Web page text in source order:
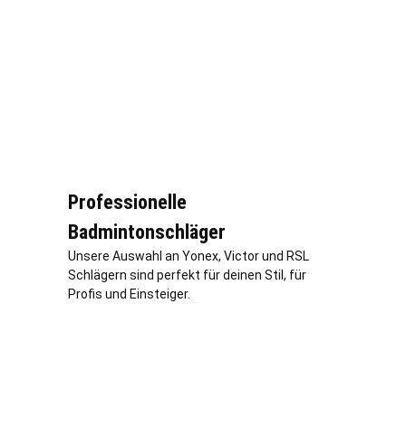
Professionelle
Badmintonschläger
Unsere Auswahl an Yonex, Victor und RSL
Schlägern sind perfekt für deinen Stil, für
Profis und Einsteiger.